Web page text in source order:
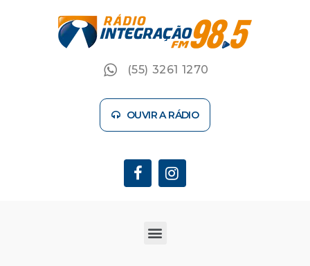
(55) 3261 1270
OUVIR A RÁDIO